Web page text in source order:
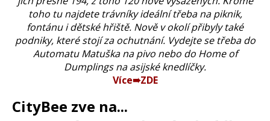
toho tu najdete trávníky ideální třeba na piknik,
fontánu i dětské hřiště. Nově v okolí přibyly také
podniky, které stojí za ochutnání. Vydejte se třeba do
Automatu Matuška na pivo nebo do Home of
Dumplings na asijské knedlíčky.
Více➠ZDE
CityBee zve na...